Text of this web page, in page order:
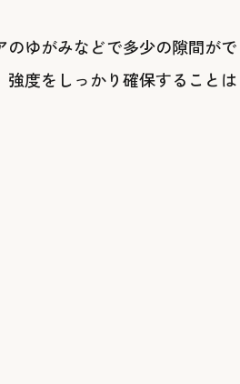
ゆがみなどで多少の隙間が
度をしっかり確保することは